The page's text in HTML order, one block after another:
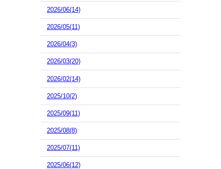
2026/06(14)
2026/05(11)
2026/04(3)
2026/03(20)
2026/02(14)
2025/10(2)
2025/09(11)
2025/08(8)
2025/07(11)
2025/06(12)